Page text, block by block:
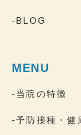
-BLOG
MENU
-当院の特徴
-予防接種・健